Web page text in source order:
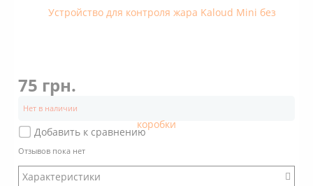
Дно внутри: С пупырышками
75 грн.
Нет в наличии
Добавить к сравнению
Отзывов пока нет
Характеристики